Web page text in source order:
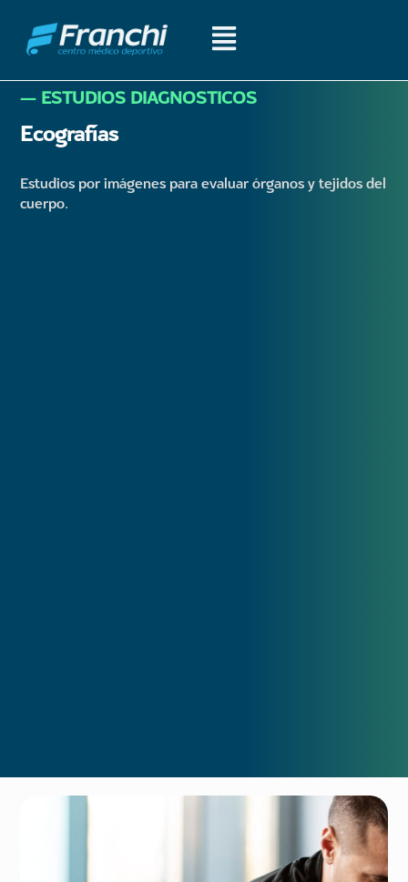
― ESTUDIOS DIAGNOSTICOS​
Ecografías
Estudios por imágenes para evaluar órganos y tejidos del
cuerpo.